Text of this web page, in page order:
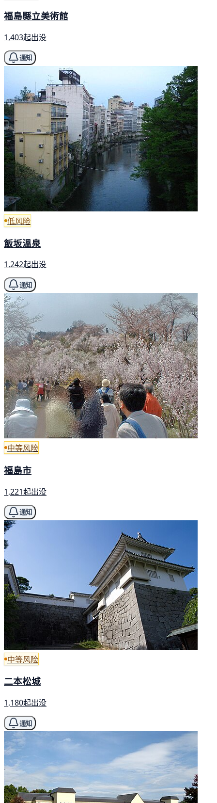
福島縣立美術館
1,403起出没
通知
低风险
飯坂溫泉
1,242起出没
通知
中等风险
福島市
1,221起出没
通知
中等风险
二本松城
1,180起出没
通知